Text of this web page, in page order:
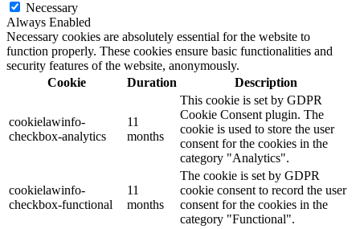
Necessary
Always Enabled
Necessary cookies are absolutely essential for the website to
function properly. These cookies ensure basic functionalities and
security features of the website, anonymously.
Cookie
Duration Description
cookielawinfo-
checkbox-analytics
11
months
This cookie is set by GDPR
Cookie Consent plugin. The
cookie is used to store the user
consent for the cookies in the
category "Analytics".
cookielawinfo-
checkbox-functional
11
months
The cookie is set by GDPR
cookie consent to record the user
consent for the cookies in the
category "Functional".